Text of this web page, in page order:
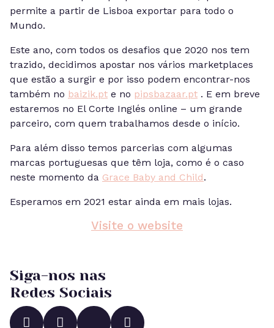
permite a partir de Lisboa exportar para todo o
Mundo.
Este ano, com todos os desafios que 2020 nos tem
trazido, decidimos apostar nos vários marketplaces
que estão a surgir e por isso podem encontrar-nos
também no baizik.pt e no pipsbazaar.pt . E em breve
estaremos no El Corte Inglés online – um grande
parceiro, com quem trabalhamos desde o início.
Para além disso temos parcerias com algumas
marcas portuguesas que têm loja, como é o caso
neste momento da Grace Baby and Child.
Esperamos em 2021 estar ainda em mais lojas.
Visite o website
Siga-nos nas
Redes Sociais